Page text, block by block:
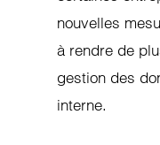
nouvelles
à rendre de
gestion des
interne.